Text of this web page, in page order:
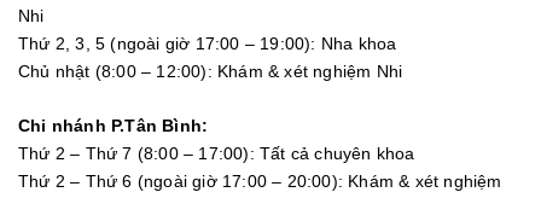
Nhi
Thứ 2, 3, 5 (ngoài giờ 17:00 – 19:00): Nha khoa
Chủ nhật (8:00 – 12:00): Khám & xét nghiệm Nhi
Chi nhánh P.Tân Bình:
Thứ 2 – Thứ 7 (8:00 – 17:00): Tất cả chuyên khoa
Thứ 2 – Thứ 6 (ngoài giờ 17:00 – 20:00): Khám & xét nghiệm